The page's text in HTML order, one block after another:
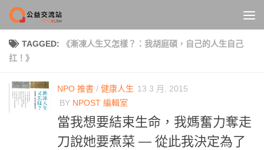
Skip to content
TAGGED:
《漸凍人生又怎樣？：我胡庭碩，自己的人生自己
扛！》
NPO 推書 / 健康人生 13 3 月, 2015
BY NPOST 編輯室
當我想要結束生命，我媽奮力奪走
刀說她要煮菜 — 從此我決定為了